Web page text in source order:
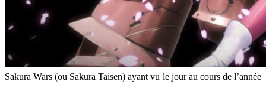
Sakura Wars (ou Sakura Taisen) ayant vu le jour au cours de l’année